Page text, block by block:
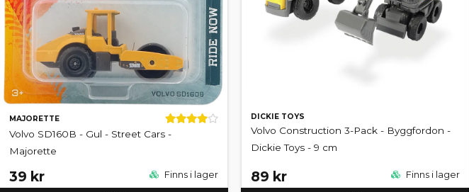
MAJORETTE
Volvo SD160B - Gul - Street Cars -
Majorette
39 kr Finns i lager
DICKIE TOYS
Volvo Construction 3-Pack - Byggfordon -
Dickie Toys - 9 cm
89 kr Finns i lager